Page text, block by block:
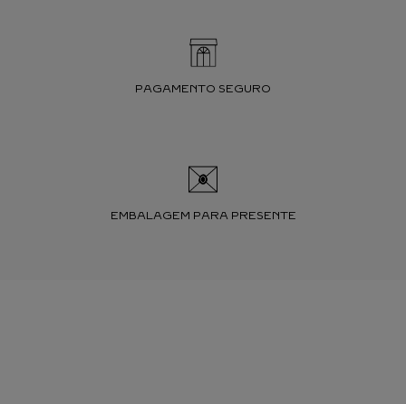
PAGAMENTO SEGURO
EMBALAGEM PARA PRESENTE